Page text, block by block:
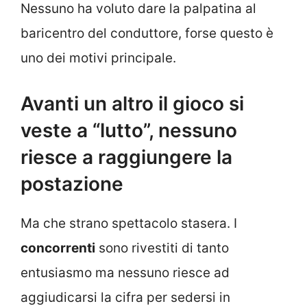
Nessuno ha voluto dare la palpatina al
baricentro del conduttore, forse questo è
uno dei motivi principale.
Avanti un altro il gioco si
veste a “lutto”, nessuno
riesce a raggiungere la
postazione
Ma che strano spettacolo stasera. I
concorrenti sono rivestiti di tanto
entusiasmo ma nessuno riesce ad
aggiudicarsi la cifra per sedersi in